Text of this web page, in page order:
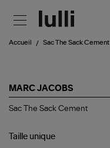
Accueil Sac The Sack Cement
MARC JACOBS
Sac
Cement
Sac The Sack Cement
Taille unique